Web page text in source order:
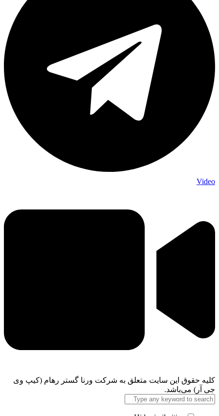
Video
کلیه حقوق این سایت متعلق به شرکت ورنا گستر رهام (کیپ وی
جی آر) می‌باشد.